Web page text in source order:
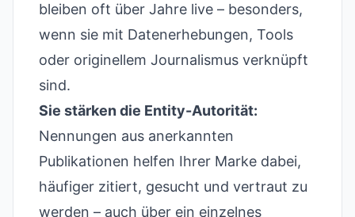
bleiben oft über Jahre live – besonders,
wenn sie mit Datenerhebungen, Tools
oder originellem Journalismus verknüpft
sind.
Sie stärken die Entity-Autorität:
Nennungen aus anerkannten
Publikationen helfen Ihrer Marke dabei,
häufiger zitiert, gesucht und vertraut zu
werden – auch über ein einzelnes